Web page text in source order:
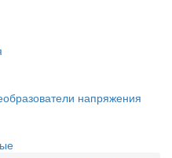
напряжения